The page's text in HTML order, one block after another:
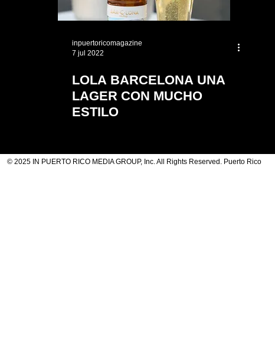
inpuertoricomagazine
7 jul 2022
LOLA BARCELONA UNA
LAGER CON MUCHO
ESTILO
© 2025 IN PUERTO RICO MEDIA GROUP, Inc. All Rights Reserved. Puerto Rico